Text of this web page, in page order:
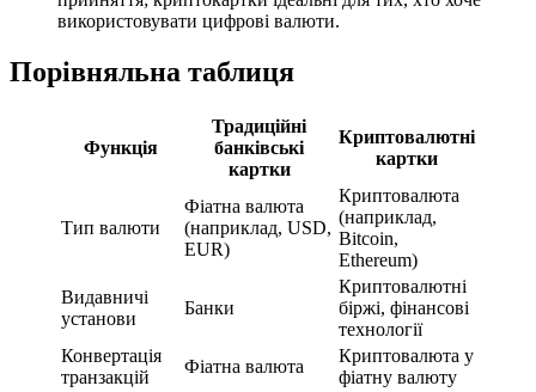
використовувати цифрові валюти.
Порівняльна таблиця
Функція
Традиційні
банківські
картки
Криптовалютні
картки
Тип валюти
Фіатна валюта
(наприклад, USD,
EUR)
Криптовалюта
(наприклад,
Bitcoin,
Ethereum)
Видавничі
установи
Банки
Криптовалютні
біржі, фінансові
технології
Конвертація
транзакцій
Фіатна валюта
Криптовалюта у
фіатну валюту